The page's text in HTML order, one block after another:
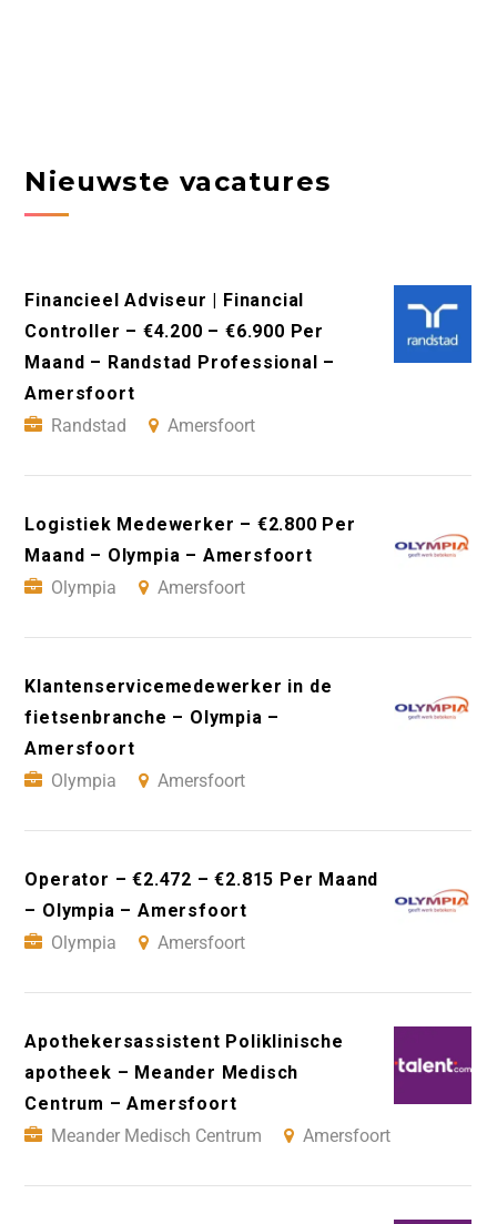
Nieuwste vacatures
Financieel Adviseur | Financial
Controller – €4.200 – €6.900 Per
Maand – Randstad Professional –
Amersfoort
Randstad
Amersfoort
Logistiek Medewerker – €2.800 Per
Maand – Olympia – Amersfoort
Olympia
Amersfoort
Klantenservicemedewerker in de
fietsenbranche – Olympia –
Amersfoort
Olympia
Amersfoort
Operator – €2.472 – €2.815 Per Maand
– Olympia – Amersfoort
Olympia
Amersfoort
Apothekersassistent Poliklinische
apotheek – Meander Medisch
Centrum – Amersfoort
Meander Medisch Centrum
Amersfoort